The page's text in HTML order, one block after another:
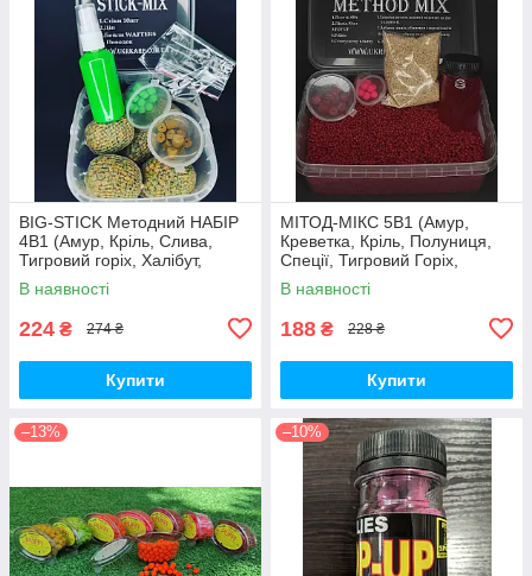
BIG-STICK Методний НАБІР
4В1 (Амур, Кріль, Слива,
Тигровий горіх, Халібут,
Кукурудза, Полуниця,
Креветка)
В наявності
224 ₴ 274 ₴
Купити
МІТОД-МІКС 5В1 (Амур,
Креветка, Кріль, Полуниця,
Спеції, Тигровий Горіх,
Халібут)
В наявності
188 ₴ 228 ₴
Купити
–13% –10%